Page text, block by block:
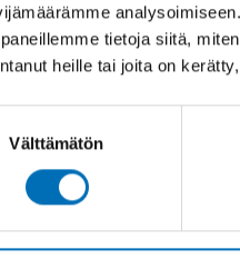
tietoja siitä,
heille tai joita on
Välttämätön